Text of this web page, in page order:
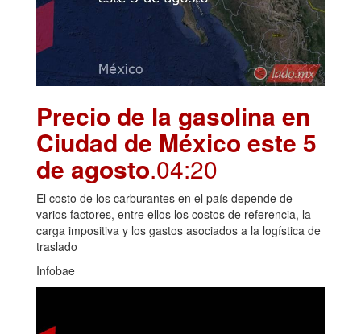
Precio de la gasolina en
Ciudad de México este 5
de agosto.04:20
El costo de los carburantes en el país depende de
varios factores, entre ellos los costos de referencia, la
carga impositiva y los gastos asociados a la logística de
traslado
Infobae